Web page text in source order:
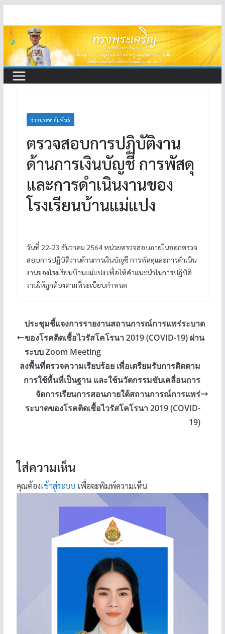
to
content
ข่าวประชาสัมพันธ์
ตรวจสอบการปฏิบัติงาน
ด้านการเงินบัญชี การพัสดุ
และการดำเนินงานของ
โรงเรียนบ้านแม่แปง
วันที่ 22-23 ธันวาคม 2564 หน่วยตรวจสอบภายในออกตรวจ
สอบการปฏิบัติงานด้านการเงินบัญชี การพัสดุและการดำเนิน
งานของโรงเรียนบ้านแม่แปง เพื่อให้คำแนะนำในการปฏิบัติ
งานให้ถูกต้องตามที่ระเบียบกำหนด
ประชุมชี้แจงการรายงานสถานการณ์การแพร่ระบาด
ของโรคติดเชื้อไวรัสโคโรนา 2019 (COVID-19) ผ่าน
ระบบ Zoom Meeting
ลงพื้นที่ตรวจความเรียบร้อย เพื่อเตรียมรับการติดตาม
การใช้พื้นที่เป็นฐาน และใช้นวัตกรรมขับเคลื่อนการ
จัดการเรียนการสอนภายใต้สถานการณ์การแพร่
ระบาดของโรคติดเชื้อไวรัสโคโรนา 2019 (COVID-
19)
ใส่ความเห็น
คุณต้องเข้าสู่ระบบ เพื่อจะพิมพ์ความเห็น